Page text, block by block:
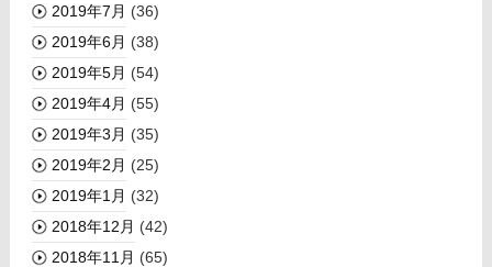
2019年7月 (36)
2019年6月 (38)
2019年5月 (54)
2019年4月 (55)
2019年3月 (35)
2019年2月 (25)
2019年1月 (32)
2018年12月 (42)
2018年11月 (65)